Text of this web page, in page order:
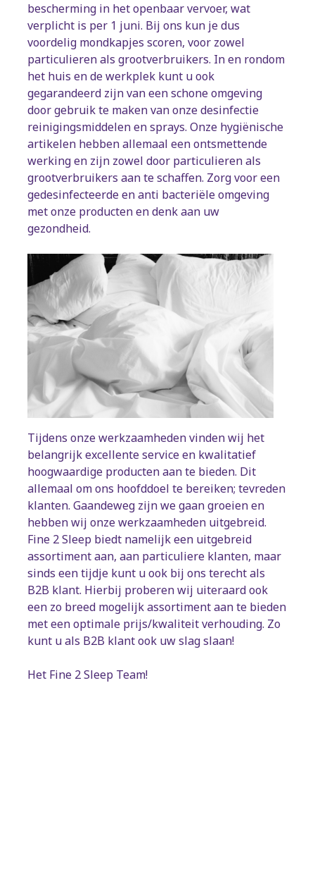
bescherming in het openbaar vervoer, wat
verplicht is per 1 juni. Bij ons kun je dus
voordelig mondkapjes scoren, voor zowel
particulieren als grootverbruikers. In en rondom
het huis en de werkplek kunt u ook
gegarandeerd zijn van een schone omgeving
door gebruik te maken van onze desinfectie
reinigingsmiddelen en sprays. Onze hygiënische
artikelen hebben allemaal een ontsmettende
werking en zijn zowel door particulieren als
grootverbruikers aan te schaffen. Zorg voor een
gedesinfecteerde en anti bacteriële omgeving
met onze producten en denk aan uw
gezondheid.
Tijdens onze werkzaamheden vinden wij het
belangrijk excellente service en kwalitatief
hoogwaardige producten aan te bieden. Dit
allemaal om ons hoofddoel te bereiken; tevreden
klanten. Gaandeweg zijn we gaan groeien en
hebben wij onze werkzaamheden uitgebreid.
Fine 2 Sleep biedt namelijk een uitgebreid
assortiment aan, aan particuliere klanten, maar
sinds een tijdje kunt u ook bij ons terecht als
B2B klant. Hierbij proberen wij uiteraard ook
een zo breed mogelijk assortiment aan te bieden
met een optimale prijs/kwaliteit verhouding. Zo
kunt u als B2B klant ook uw slag slaan!
Het Fine 2 Sleep Team!